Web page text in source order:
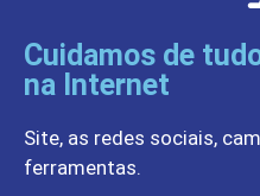
Cuidamos de
na Internet
Site, as redes sociais,
ferramentas.